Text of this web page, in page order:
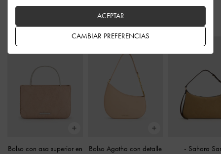
Bolso con asa superior en
Bolso Agatha con detalle
- Sahara
CAMBIAR PREFERENCIAS
ACEPTAR